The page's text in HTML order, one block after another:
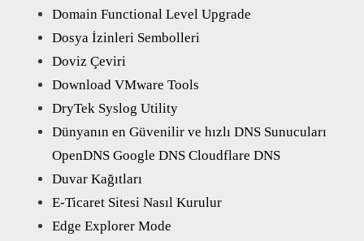
Domain Functional Level Upgrade
Dosya İzinleri Sembolleri
Doviz Çeviri
Download VMware Tools
DryTek Syslog Utility
Dünyanın en Güvenilir ve hızlı DNS Sunucuları
OpenDNS Google DNS Cloudflare DNS
Duvar Kağıtları
E-Ticaret Sitesi Nasıl Kurulur
Edge Explorer Mode